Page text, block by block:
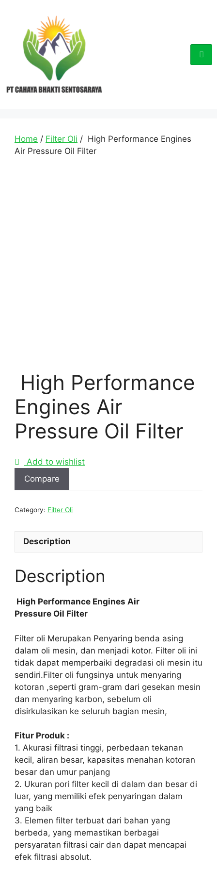
Home / Filter Oli / High Performance Engines
Air Pressure Oil Filter
High Performance
Engines Air
Pressure Oil Filter
Add to wishlist
Compare
Category: Filter Oli
Description
Description
High Performance Engines Air
Pressure Oil Filter
Filter oli Merupakan Penyaring benda asing
dalam oli mesin, dan menjadi kotor. Filter oli ini
tidak dapat memperbaiki degradasi oli mesin itu
sendiri.Filter oli fungsinya untuk menyaring
kotoran ,seperti gram-gram dari gesekan mesin
dan menyaring karbon, sebelum oli
disirkulasikan ke seluruh bagian mesin,
Fitur Produk :
1. Akurasi filtrasi tinggi, perbedaan tekanan
kecil, aliran besar, kapasitas menahan kotoran
besar dan umur panjang
2. Ukuran pori filter kecil di dalam dan besar di
luar, yang memiliki efek penyaringan dalam
yang baik
3. Elemen filter terbuat dari bahan yang
berbeda, yang memastikan berbagai
persyaratan filtrasi cair dan dapat mencapai
efek filtrasi absolut.